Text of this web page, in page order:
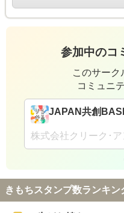
参加中のコ
このサーク
コミュニ
JAPAN共創
株式会社クリーク･
きもちスタンプ数ランキン